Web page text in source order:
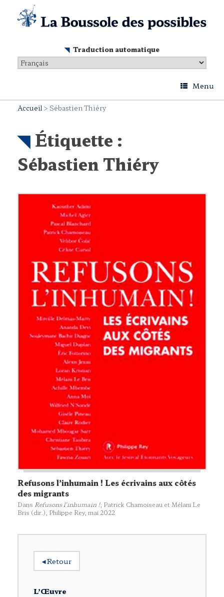
content
Traduction automatique
Menu
Accueil> Sébastien Thiéry
Étiquette :
Sébastien Thiéry
Refusons l’inhumain ! Les écrivains aux côtés
des migrants
Dans Refusons l’inhumain !, Patrick Chamoiseau et Mélani Le
Bris (dir.), Philippe Rey, mai 2022
◂Retour
L’Œuvre